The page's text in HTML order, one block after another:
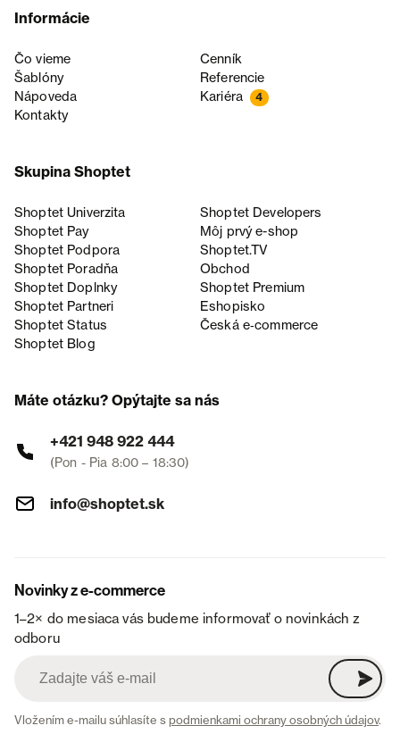
Informácie
Čo vieme
Cenník
Šablóny
Referencie
Nápoveda
Kariéra 4
Kontakty
Skupina Shoptet
Shoptet Univerzita
Shoptet Developers
Shoptet Pay
Môj prvý e-shop
Shoptet Podpora
Shoptet.TV
Shoptet Poradňa
Obchod
Shoptet Doplnky
Shoptet Premium
Shoptet Partneri
Eshopisko
Shoptet Status
Česká e‑commerce
Shoptet Blog
Máte otázku? Opýtajte sa nás
+421 948 922 444
(Pon - Pia 8:00 – 18:30)
info@shoptet.sk
Novinky z e-commerce
1–2× do mesiaca vás budeme informovať o novinkách z
odboru
Vložením e-mailu súhlasíte spodmienkami ochrany osobných údajov.